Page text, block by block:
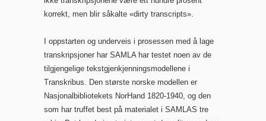
korrekt, men blir såkalte «dirty transcripts».
I oppstarten og underveis i prosessen med å lage
transkripsjoner har SAMLA har testet noen av de
tilgjengelige tekstgjenkjenningsmodellene i
Transkribus. Den største norske modellen er
Nasjonalbibliotekets NorHand 1820-1940, og den
som har truffet best på materialet i SAMLAS tre